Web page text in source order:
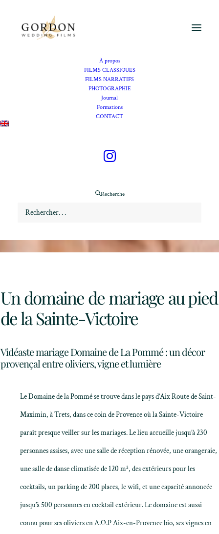
À propos
FILMS CLASSIQUES
FILMS NARRATIFS
PHOTOGRAPHIE
Journal
Formations
CONTACT
Recherche
Vidéaste mariage Domaine de
La Pommé
Se marier au Domaine de
Un domaine de mariage au pied
de la Sainte-Victoire
Vidéaste mariage Domaine de La Pommé : un décor
provençal entre oliviers, vigne et lumière
LeDomaine de la Pommése trouve dans lepays d’AixRoute de Saint-
Maximin, à Trets, dans ce coin de Provence où la Sainte-Victoire
paraît presque veiller sur les mariages. Le lieu accueille jusqu’à 230
personnes assises, avec une salle de réception rénovée, une orangeraie,
une salle de danse climatisée de 120 m², des extérieurs pour les
cocktails, un parking de 200 places, le wifi, et une capacité annoncée
jusqu’à 500 personnes en cocktail extérieur. Le domaine est aussi
connu pour ses oliviers en A.O.P Aix-en-Provence bio, ses vignes en